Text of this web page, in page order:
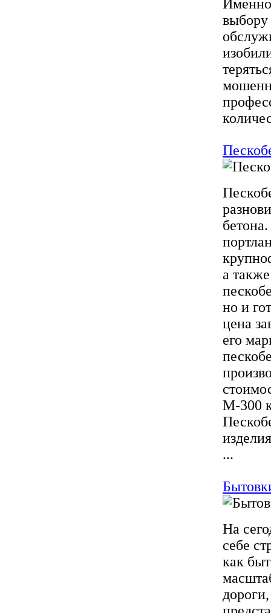
Именно
выбору
а
но и
цена
его
М-300
...
На
себе
как